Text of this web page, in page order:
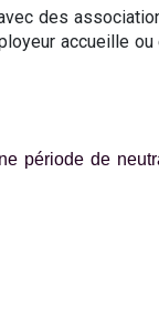
des
accueille ou
période de